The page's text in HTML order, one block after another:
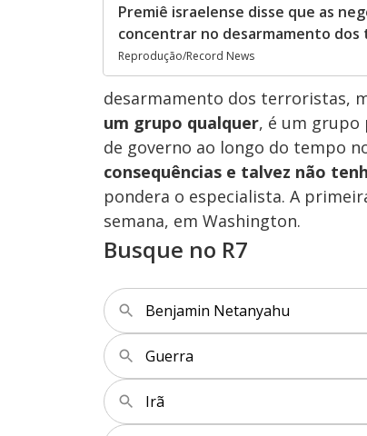
Premiê israelense disse que as
concentrar no desarmamento
Reprodução/Record News
desarmamento dos terroristas,
um grupo qualquer, é um grupo
de governo ao longo do tempo
consequências e talvez não
pondera o especialista. A
semana, em Washington.
Busque no R7
Benjamin Netanyahu
Guerra
Irã